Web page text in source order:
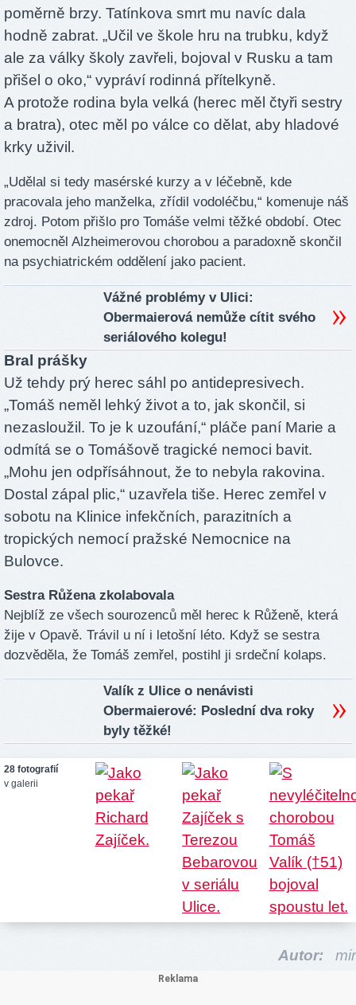
poměrně brzy. Tatínkova smrt mu navíc dala
hodně zabrat. „Učil ve škole hru na trubku, když
ale za války školy zavřeli, bojoval v Rusku a tam
přišel o oko,“ vypráví rodinná přítelkyně.
A protože rodina byla velká (herec měl čtyři sestry
a bratra), otec měl po válce co dělat, aby hladové
krky uživil.
„Udělal si tedy masérské kurzy a v léčebně, kde
pracovala jeho manželka, zřídil vodoléčbu,“ komenuje náš
zdroj. Potom přišlo pro Tomáše velmi těžké období. Otec
onemocněl Alzheimerovou chorobou a paradoxně skončil
na psychiatrickém oddělení jako pacient.
Vážné problémy v Ulici:
Obermaierová nemůže cítit svého
seriálového kolegu!
Bral prášky
Už tehdy prý herec sáhl po antidepresivech.
„Tomáš neměl lehký život a to, jak skončil, si
nezasloužil. To je k uzoufání,“ pláče paní Marie a
odmítá se o Tomášově tragické nemoci bavit.
„Mohu jen odpřísáhnout, že to nebyla rakovina.
Dostal zápal plic,“ uzavřela tiše. Herec zemřel v
sobotu na Klinice infekčních, parazitních a
tropických nemocí pražské Nemocnice na
Bulovce.
Sestra Růžena zkolabovala
Nejblíž ze všech sourozenců měl herec k Růženě, která
žije v Opavě. Trávil u ní i letošní léto. Když se sestra
dozvěděla, že Tomáš zemřel, postihl ji srdeční kolaps.
Valík z Ulice o nenávisti
Obermaierové: Poslední dva roky
byly těžké!
28 fotografií
v galerii
Autor: mir